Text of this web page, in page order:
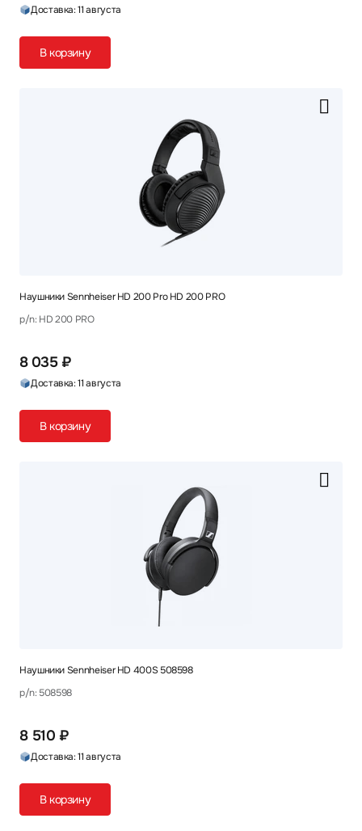
Доставка: 11 августа
В корзину
Наушники Sennheiser HD 200 Pro HD 200 PRO
p/n: HD 200 PRO
8 035 ₽
Доставка: 11 августа
В корзину
Наушники Sennheiser HD 400S 508598
p/n: 508598
8 510 ₽
Доставка: 11 августа
В корзину